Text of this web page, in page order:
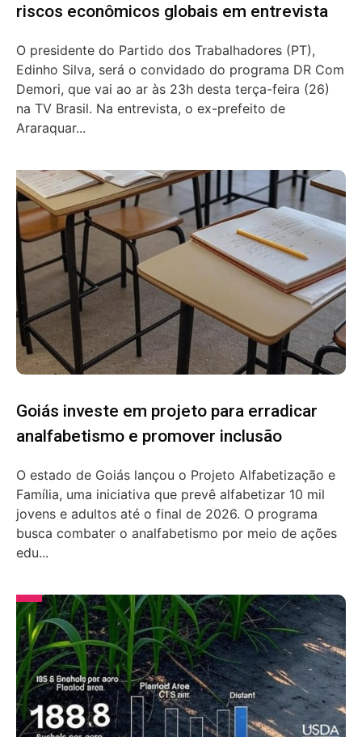
riscos econômicos globais em entrevista
O presidente do Partido dos Trabalhadores (PT),
Edinho Silva, será o convidado do programa DR Com
Demori, que vai ao ar às 23h desta terça-feira (26)
na TV Brasil. Na entrevista, o ex-prefeito de
Araraquar...
Goiás investe em projeto para erradicar
analfabetismo e promover inclusão
O estado de Goiás lançou o Projeto Alfabetização e
Família, uma iniciativa que prevê alfabetizar 10 mil
jovens e adultos até o final de 2026. O programa
busca combater o analfabetismo por meio de ações
edu...